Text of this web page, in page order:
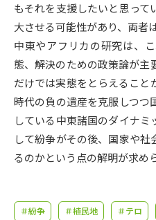
先輩が入学を決めた理由
新生活お役立ちガイド
学問発見
大学で学びたい学問発見
学問のミニ講義「夢ナビ講義」
もそれを支援したいと思っ
大させる可能性があり、両者
中東やアフリカの研究は、
態、解決のための政策論が
だけでは実態をとらえるこ
時代の負の遺産を克服しつつ
している中東諸国のダイナ
して紛争がその後、国家や
るのかという点の解明が求め
＃紛争 ＃植民地 ＃テロ